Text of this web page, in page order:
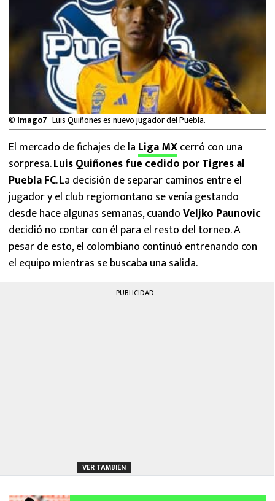
BOXEO
LIGA MX
© Imago7 Luis Quiñones es nuevo jugador del Puebla.
El mercado de fichajes de la Liga MXcerró con una
sorpresa.Luis Quiñones fue cedido por Tigres al
Puebla FC. La decisión de separar caminos entre el
jugador y el club regiomontano se venía gestando
desde hace algunas semanas, cuandoVeljko Paunovic
decidió no contar con él para el resto del torneo. A
pesar de esto, el colombiano continuó entrenando con
el equipo mientras se buscaba una salida.
PUBLICIDAD
VER TAMBIÉN